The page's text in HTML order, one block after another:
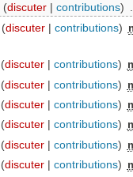
(discuter| contributions)
(discuter| contributions)
(discuter| contributions)
(discuter| contributions)
(discuter| contributions)
(discuter| contributions)
(discuter| contributions)
(discuter| contributions)